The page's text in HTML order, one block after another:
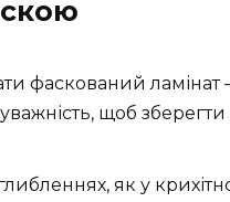
фаскований
щоб зберегти
як у